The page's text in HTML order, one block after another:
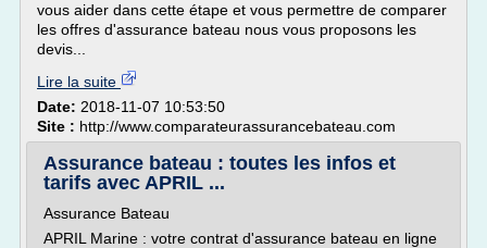
vous aider dans cette étape et vous permettre de comparer
les offres d'assurance bateau nous vous proposons les
devis...
Lire la suite
Date: 2018-11-07 10:53:50
Site : http://www.comparateurassurancebateau.com
Assurance bateau : toutes les infos et
tarifs avec APRIL ...
Assurance Bateau
APRIL Marine : votre contrat d'assurance bateau en ligne